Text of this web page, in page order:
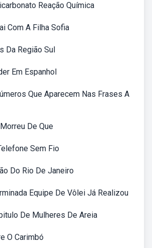
Reação Química
Com A Filha Sofia
Da Região Sul
Em Espanhol
Que Aparecem Nas Frases A
De Que
Sem Fio
Do Rio De Janeiro
Equipe De Vôlei Já Realizou
De Mulheres De Areia
O Carimbó